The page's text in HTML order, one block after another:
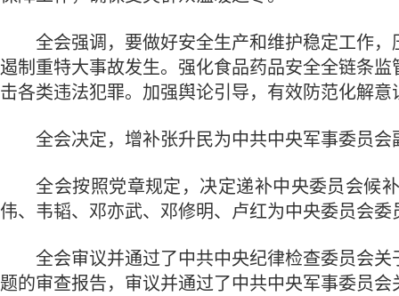
全会强调，要做好安全生产和维护稳定工作，
遏制重特大事故发生。强化食品药品安全全链条
击各类违法犯罪。加强舆论引导，有效防范化解意
全会决定，增补张升民为中共中央军事委员会
全会按照党章规定，决定递补中央委员会候补
伟、韦韬、邓亦武、邓修明、卢红为中央委员会委
全会审议并通过了中共中央纪律检查委员会关
题的审查报告，审议并通过了中共中央军事委员